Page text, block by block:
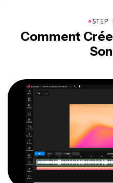
●STEP
Comment